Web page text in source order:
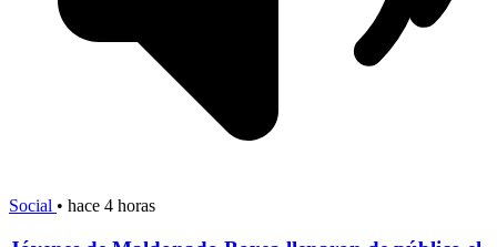
Social • hace 4 horas